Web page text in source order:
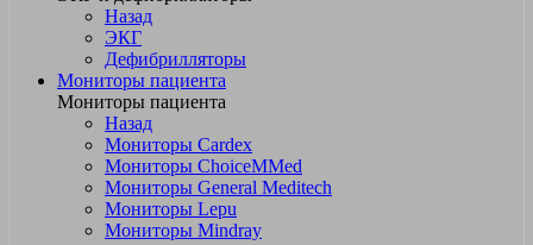
Назад
ЭКГ
Дефибрилляторы
Мониторы пациента
Мониторы пациента
Назад
Мониторы Cardex
Мониторы ChoiceMMed
Мониторы General Meditech
Мониторы Lepu
Мониторы Mindray